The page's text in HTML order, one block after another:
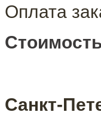
Оплата
Санкт-